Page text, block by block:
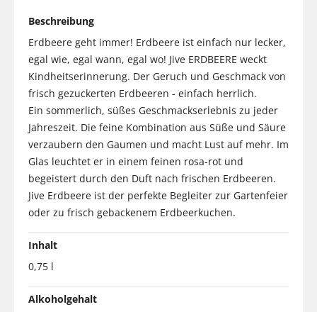
Beschreibung
Erdbeere geht immer! Erdbeere ist einfach nur lecker,
egal wie, egal wann, egal wo! Jive ERDBEERE weckt
Kindheitserinnerung. Der Geruch und Geschmack von
frisch gezuckerten Erdbeeren - einfach herrlich.
Ein sommerlich, süßes Geschmackserlebnis zu jeder
Jahreszeit. Die feine Kombination aus Süße und Säure
verzaubern den Gaumen und macht Lust auf mehr. Im
Glas leuchtet er in einem feinen rosa-rot und
begeistert durch den Duft nach frischen Erdbeeren.
Jive Erdbeere ist der perfekte Begleiter zur Gartenfeier
oder zu frisch gebackenem Erdbeerkuchen.
Inhalt
0,75 l
Alkoholgehalt